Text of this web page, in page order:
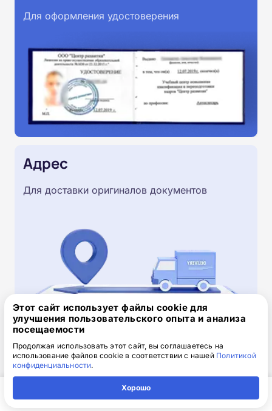
Для оформления удостоверения
Адрес
Для доставки оригиналов документов
Скачайте заявку на обучение
.doc, 32.52 Кб
Скачайте шаблон, заполните и отправьте по
электронной почтеinfo@1-academy.ru.
Этот сайт использует файлы cookie для
улучшения пользовательского опыта и анализа
посещаемости
Продолжая использовать этот сайт, вы соглашаетесь на
использование файлов cookie в соответствии с нашей Политикой
конфиденциальности.
Хорошо